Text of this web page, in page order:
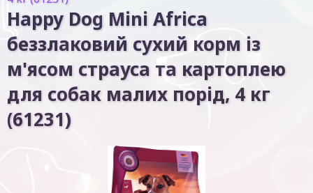
Happy Dog Mini Africa
беззлаковий сухий корм із
м'ясом страуса та картоплею
для собак малих порід, 4 кг
(61231)